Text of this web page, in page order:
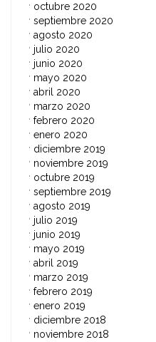
octubre 2020
septiembre 2020
agosto 2020
julio 2020
junio 2020
mayo 2020
abril 2020
marzo 2020
febrero 2020
enero 2020
diciembre 2019
noviembre 2019
octubre 2019
septiembre 2019
agosto 2019
julio 2019
junio 2019
mayo 2019
abril 2019
marzo 2019
febrero 2019
enero 2019
diciembre 2018
noviembre 2018